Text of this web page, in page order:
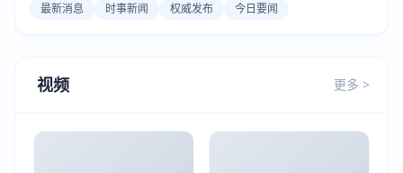
最新消息
时事新闻 权威发布 今日要闻
视频 更多 >